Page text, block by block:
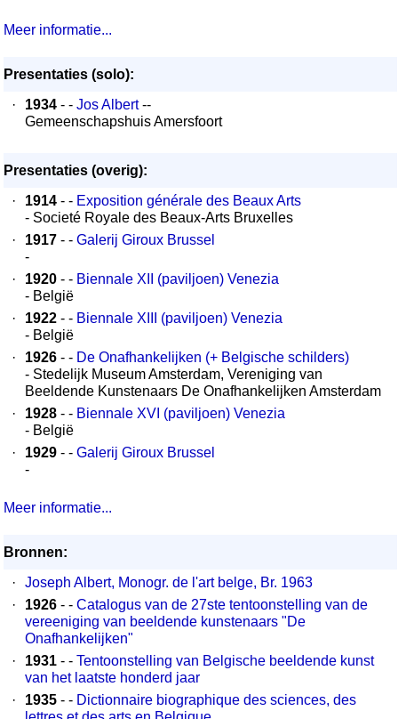
Meer informatie...
Presentaties (solo):
·
1934 - - Jos Albert--
Gemeenschapshuis Amersfoort
Presentaties (overig):
·
1914 - - Exposition générale des Beaux Arts
- Societé Royale des Beaux-Arts Bruxelles
·
1917 - - Galerij Giroux Brussel
-
·
1920 - - Biennale XII (paviljoen) Venezia
- België
·
1922 - - Biennale XIII (paviljoen) Venezia
- België
·
1926 - - De Onafhankelijken (+ Belgische schilders)
- Stedelijk Museum Amsterdam, Vereniging van
Beeldende Kunstenaars De Onafhankelijken Amsterdam
·
1928 - - Biennale XVI (paviljoen) Venezia
- België
·
1929 - - Galerij Giroux Brussel
-
Meer informatie...
Bronnen:
·
Joseph Albert, Monogr. de l'art belge, Br. 1963
·
1926 - - Catalogus van de 27ste tentoonstelling van de
vereeniging van beeldende kunstenaars "De
Onafhankelijken"
·
1931 - - Tentoonstelling van Belgische beeldende kunst
van het laatste honderd jaar
·
1935 - - Dictionnaire biographique des sciences, des